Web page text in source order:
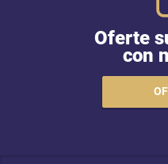
Oferte
con